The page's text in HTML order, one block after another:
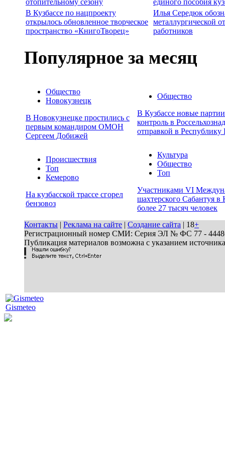
В Кузбассе по нацпроекту
открылось обновленное творческое
пространство «КнигоТворец»
Илья Середюк
металлургической
работников
Популярное за месяц
Общество
Новокузнецк
В Новокузнецке простились с
первым командиром ОМОН
Сергеем Добижей
Общество
В Кузбассе новые
контроль в
отправкой в Республику
Происшествия
Топ
Кемерово
На кузбасской трассе сгорел
бензовоз
Культура
Общество
Топ
Участниками VI
шахтерского Сабантуя в
более 27 тысяч человек
Контакты | Реклама на сайте | Создание сайта | 18+
Регистрационный номер СМИ: Серия ЭЛ № ФС 77 - 44486
Публикация материалов возможна с указанием
Gismeteo